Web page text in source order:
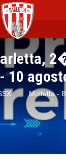
10
· Molfetta -